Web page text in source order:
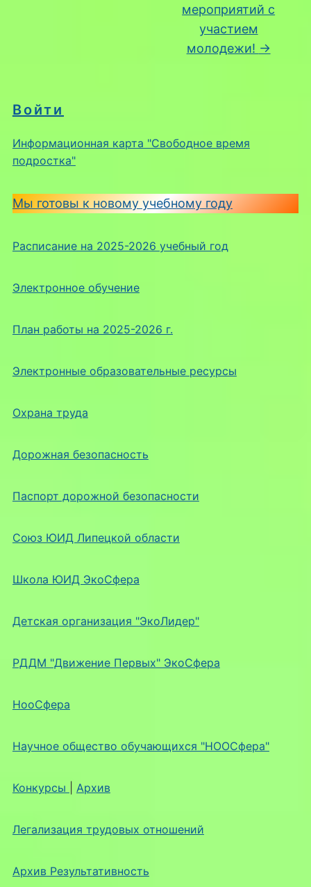
Войти
Информационная карта "Свободное время
подростка"
Мы готовы к новому учебному году
Расписание на 2025-2026 учебный год
Электронное обучение
План работы на 2025-2026 г.
Электронные образовательные ресурсы
Охрана труда
Дорожная безопасность
Паспорт дорожной безопасности
Союз ЮИД Липецкой области
Школа ЮИД ЭкоСфера
Детская организация "ЭкоЛидер"
РДДМ "Движение Первых" ЭкоСфера
НооСфера
Научное общество обучающихся "НООСфера"
Конкурсы Архив
Легализация трудовых отношений
Архив Результативность
мероприятий с
участием
молодежи! →